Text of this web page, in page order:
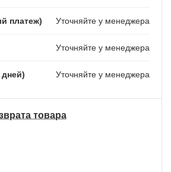
платеж) Уточняйте у менеджера
Уточняйте у менеджера
Уточняйте у менеджера
товара